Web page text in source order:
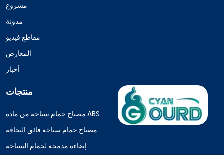
مشروع
مدونة
مقاطع فيديو
المعارض
أخبار
منتجات
مصباح حمام سباحة من مادة ABS
مصباح حمام سباحة فائق النحافة
إضاءة مدمجة لحمام السباحة